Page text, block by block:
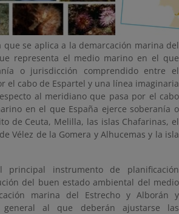
que se aplica a la demarcación marina del
representa el medio marino en el que
o jurisdicción comprendido entre el
el cabo de Espartel y una línea imaginaria
al meridiano que pasa por el cabo
en el que España ejerce soberanía o
de Ceuta, Melilla, las islas Chafarinas, el
Vélez de la Gomera y Alhucemas y la isla
principal instrumento de planificación
del buen estado ambiental del medio
marina del Estrecho y Alborán y
al que deberán ajustarse las